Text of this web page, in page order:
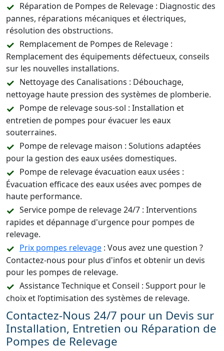
Réparation de Pompes de Relevage : Diagnostic des
pannes, réparations mécaniques et électriques,
résolution des obstructions.
Remplacement de Pompes de Relevage :
Remplacement des équipements défectueux, conseils
sur les nouvelles installations.
Nettoyage des Canalisations : Débouchage,
nettoyage haute pression des systèmes de plomberie.
Pompe de relevage sous-sol : Installation et
entretien de pompes pour évacuer les eaux
souterraines.
Pompe de relevage maison : Solutions adaptées
pour la gestion des eaux usées domestiques.
Pompe de relevage évacuation eaux usées :
Évacuation efficace des eaux usées avec pompes de
haute performance.
Service pompe de relevage 24/7 : Interventions
rapides et dépannage d'urgence pour pompes de
relevage.
Prix pompes relevage : Vous avez une question ?
Contactez-nous pour plus d'infos et obtenir un devis
pour les pompes de relevage.
Assistance Technique et Conseil : Support pour le
choix et l’optimisation des systèmes de relevage.
Contactez-Nous 24/7 pour un Devis sur
Installation, Entretien ou Réparation de
Pompes de Relevage